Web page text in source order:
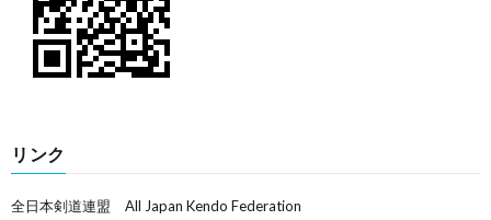
リンク
全日本剣道連盟 All Japan Kendo Federation